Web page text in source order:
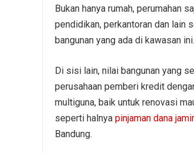
Bukan hanya rumah, perumahan
pendidikan, perkantoran dan lain
bangunan yang ada di kawasan ini.
Di sisi lain, nilai bangunan yang
perusahaan pemberi kredit
multiguna, baik untuk renovasi
seperti halnya pinjaman dana
Bandung.